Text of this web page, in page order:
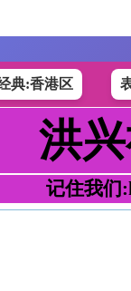
典:香港区
洪
记住我们